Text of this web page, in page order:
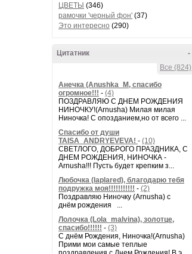
ЦВЕТЫ (346)
рамочки 'черный фон' (37)
Это интересно (290)
-
Цитатник
Все (824)
Анечка (Anushka_M, спасибо
огромное!!! - (4)
ПОЗДРАВЛЯЮ С ДНЕМ РОЖДЕНИЯ
НИНОЧКУ!(Arnusha) Милая милая
Ниночка! С опозданием,но от всего ...
Спасибо от души
TAISA_ANDRYEVEVA! - (10)
СВЕТЛОГО, ДОБРОГО ПРАЗДНИКА, С
ДНЕМ РОЖДЕНИЯ, НИНОЧКА -
Arnusha!!! Пусть будет крепким з...
Любочка (laplared), благодарю тебя
подружка моя!!!!!!!!!!! - (2)
Поздравляю Ниночку (Arnusha) с
днём рождения ...
Лолочка (Lola_malvina), золотце,
спасибо!!!!!! - (3)
С днём Рождения, Ниночка!(Аrnusha)
Прими мои самые теплые